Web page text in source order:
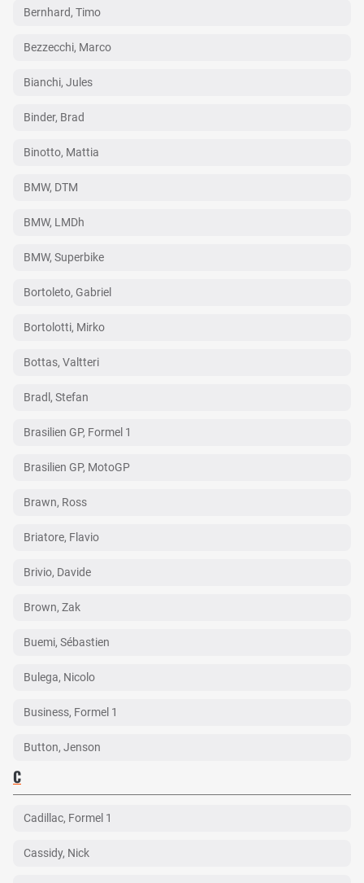
Bernhard, Timo
Bezzecchi, Marco
Bianchi, Jules
Binder, Brad
Binotto, Mattia
BMW, DTM
BMW, LMDh
BMW, Superbike
Bortoleto, Gabriel
Bortolotti, Mirko
Bottas, Valtteri
Bradl, Stefan
Brasilien GP, Formel 1
Brasilien GP, MotoGP
Brawn, Ross
Briatore, Flavio
Brivio, Davide
Brown, Zak
Buemi, Sébastien
Bulega, Nicolo
Business, Formel 1
Button, Jenson
C
Cadillac, Formel 1
Cassidy, Nick